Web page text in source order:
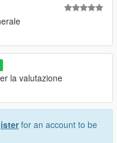
la valutazione
for an account to be